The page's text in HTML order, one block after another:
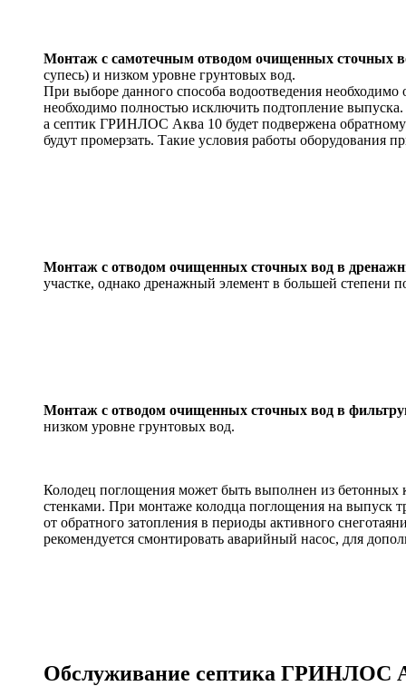
Монтаж с самотечным отводом очищенных сточных
супесь) и низком уровне грунтовых вод.
При выборе данного способа водоотведения
необходимо полностью исключить подтопление выпуска.
а септик ГРИНЛОС Аква 10 будет подвержена
будут промерзать. Такие условия работы оборудования
Монтаж с отводом очищенных сточных вод в
участке, однако дренажный элемент в большей степени
Монтаж с отводом очищенных сточных вод в
низком уровне грунтовых вод.
Колодец поглощения может быть выполнен из
стенками. При монтаже колодца поглощения на выпуск
от обратного затопления в периоды активного
рекомендуется смонтировать аварийный насос, для
Обслуживание септика ГРИНЛОС